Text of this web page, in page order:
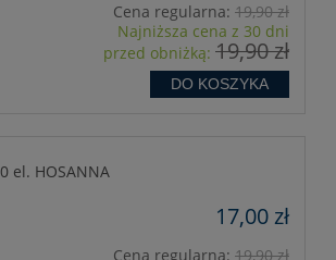
Cena regularna: 19,90 zł
Najniższa cena z 30 dni
przed obniżką: 19,90 zł
DO KOSZYKA
el. HOSANNA
17,00 zł
Cena regularna: 19,90 zł